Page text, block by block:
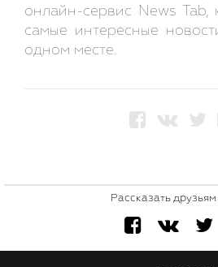
онлайн-сервис News Tab,
самые интересные
одном месте.
Рассказать друзьям